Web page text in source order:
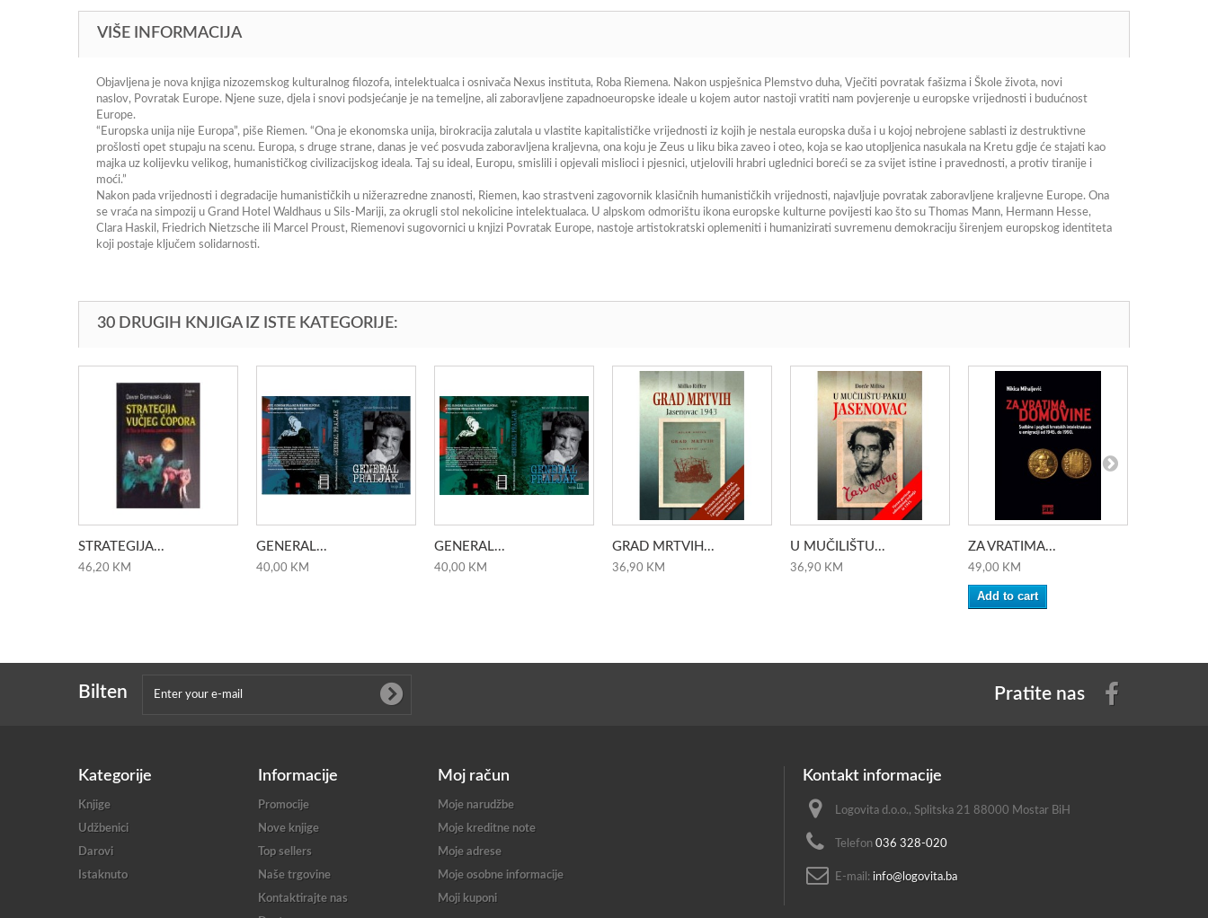
VIŠE INFORMACIJA
Objavljena je nova knjiga nizozemskog kulturalnog filozofa, intelektualca i osnivača Nexus instituta, Roba Riemena. Nakon uspješnica Plemstvo duha, Vječiti povratak fašizma i Škole života, novi
naslov, Povratak Europe. Njene suze, djela i snovi podsjećanje je na temeljne, ali zaboravljene zapadnoeuropske ideale u kojem autor nastoji vratiti nam povjerenje u europske vrijednosti i budućnost
Europe.
“Europska unija nije Europa”, piše Riemen. “Ona je ekonomska unija, birokracija zalutala u vlastite kapitalističke vrijednosti iz kojih je nestala europska duša i u kojoj nebrojene sablasti iz destruktivne
prošlosti opet stupaju na scenu. Europa, s druge strane, danas je već posvuda zaboravljena kraljevna, ona koju je Zeus u liku bika zaveo i oteo, koja se kao utopljenica nasukala na Kretu gdje će stajati kao
majka uz kolijevku velikog, humanističkog civilizacijskog ideala. Taj su ideal, Europu, smislili i opjevali mislioci i pjesnici, utjelovili hrabri uglednici boreći se za svijet istine i pravednosti, a protiv tiranije i
moći.”
Nakon pada vrijednosti i degradacije humanističkih u nižerazredne znanosti, Riemen, kao strastveni zagovornik klasičnih humanističkih vrijednosti, najavljuje povratak zaboravljene kraljevne Europe. Ona
se vraća na simpozij u Grand Hotel Waldhaus u Sils-Mariji, za okrugli stol nekolicine intelektualaca. U alpskom odmorištu ikona europske kulturne povijesti kao što su Thomas Mann, Hermann Hesse,
Clara Haskil, Friedrich Nietzsche ili Marcel Proust, Riemenovi sugovornici u knjizi Povratak Europe, nastoje artistokratski oplemeniti i humanizirati suvremenu demokraciju širenjem europskog identiteta
koji postaje ključem solidarnosti.
30 DRUGIH KNJIGA IZ ISTE KATEGORIJE:
STRATEGIJA...
46,20 KM
GENERAL...
40,00 KM
GENERAL...
40,00 KM
GRAD MRTVIH...
36,90 KM
U MUČILIŠTU...
36,90 KM
ZA VRATIMA...
49,00 KM
Add to cart
Bilten Pratite nas
Kategorije
Knjige
Udžbenici
Darovi
Istaknuto
Informacije
Promocije
Nove knjige
Top sellers
Naše trgovine
Kontaktirajte nas
Moj račun
Moje narudžbe
Moje kreditne note
Moje adrese
Moje osobne informacije
Moji kuponi
Kontakt informacije
Logovita d.o.o., Splitska 21 88000 Mostar BiH
Telefon 036 328-020
E-mail: info@logovita.ba